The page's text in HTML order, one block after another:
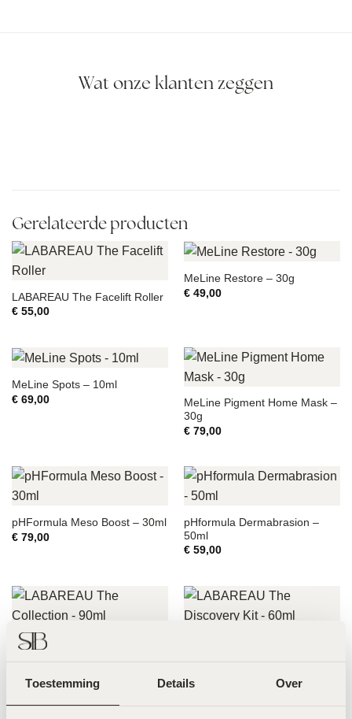
Toestemming Details Over
Wat onze klanten zeggen
Gerelateerde producten
LABAREAU The Facelift Roller
€55,00
MeLine Restore – 30g
€49,00
MeLine Spots – 10ml
€69,00
MeLine Pigment Home Mask –
30g
€79,00
pHFormula Meso Boost – 30ml
€79,00
pHformula Dermabrasion –
50ml
€59,00
LABAREAU The Collection –